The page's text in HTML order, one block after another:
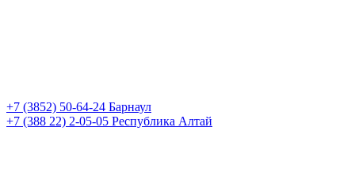
+7 (3852) 50-64-24 Барнаул
+7 (388 22) 2-05-05 Республика Алтай